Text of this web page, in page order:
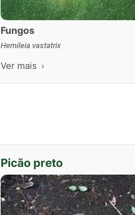
Fungos
Hemileia vastatrix
Ver mais
Picão preto